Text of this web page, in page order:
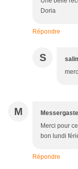
Doria
Répondre
S
M
Merci pour
bon lundi
Répondre